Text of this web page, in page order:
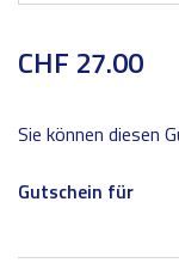
CHF 27.00
Sie können diesen
Gutschein für